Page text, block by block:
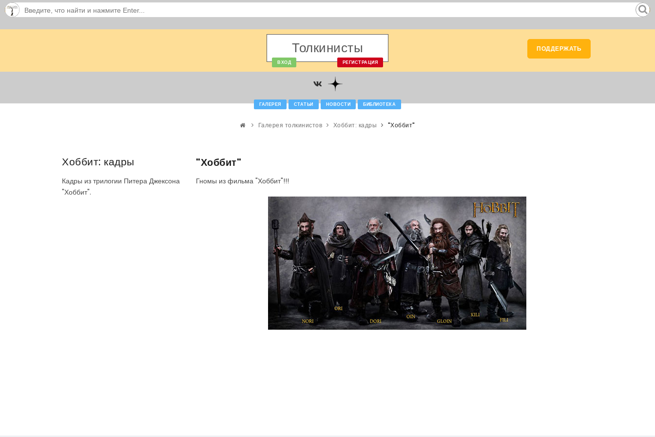
Толкинисты
ВХОД РЕГИСТРАЦИЯ
ПОДДЕРЖАТЬ
ГАЛЕРЕЯ СТАТЬИ НОВОСТИ БИБЛИОТЕКА
Галерея толкинистов Хоббит: кадры "Хоббит"
Хоббит: кадры
Кадры из трилогии Питера Джексона
"Хоббит".
"Хоббит"
Гномы из фильма "Хоббит"!!!